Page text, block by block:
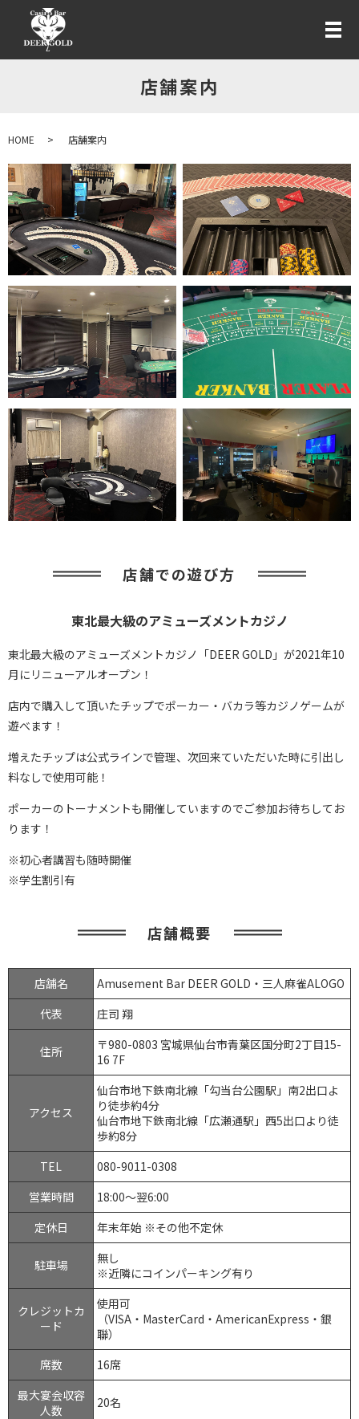
店舗案内
HOME 店舗案内
店舗での遊び方
東北最大級のアミューズメントカジノ
東北最大級のアミューズメントカジノ「DEER GOLD」が2021年10
月にリニューアルオープン！
店内で購入して頂いたチップでポーカー・バカラ等カジノゲームが
遊べます！
増えたチップは公式ラインで管理、次回来ていただいた時に引出し
料なしで使用可能！
ポーカーのトーナメントも開催していますのでご参加お待ちしてお
ります！
※初心者講習も随時開催
※学生割引有
店舗概要
店舗名
Amusement Bar DEER GOLD・三人麻雀ALOGO
代表
庄司 翔
住所
〒980-0803 宮城県仙台市青葉区国分町2丁目15-
16 7F
アクセス
仙台市地下鉄南北線「勾当台公園駅」南2出口よ
り徒歩約4分
仙台市地下鉄南北線「広瀬通駅」西5出口より徒
歩約8分
TEL
080-9011-0308
営業時間
18:00～翌6:00
定休日
年末年始 ※その他不定休
駐車場
無し
※近隣にコインパーキング有り
クレジットカ
ード
使用可
（VISA・MasterCard・AmericanExpress・銀
聯）
席数
16席
最大宴会収容
人数
20名